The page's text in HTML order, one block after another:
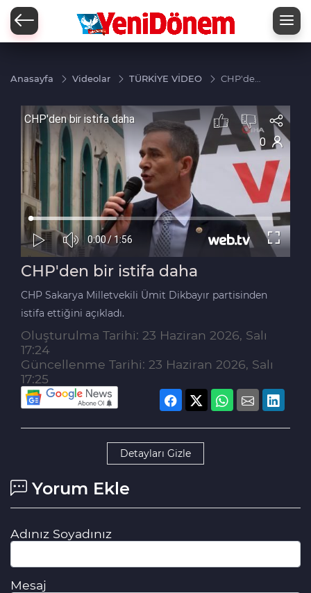
Anasayfa Videolar TÜRKİYE VİDEO
CHP'den
CHP'den bir istifa daha
CHP Sakarya Milletvekili Ümit Dikbayır partisinden
istifa ettiğini açıkladı.
Oluşturulma Tarihi: 23 Haziran 2026, Salı
17:24
Güncellenme Tarihi: 23 Haziran 2026, Salı
17:25
Detayları Gizle
Yorum Ekle
Adınız Soyadınız
Mesaj